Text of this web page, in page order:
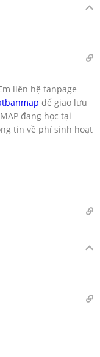
liên hệ fanpage
để giao lưu
đang học tại
tin về phí sinh hoạt